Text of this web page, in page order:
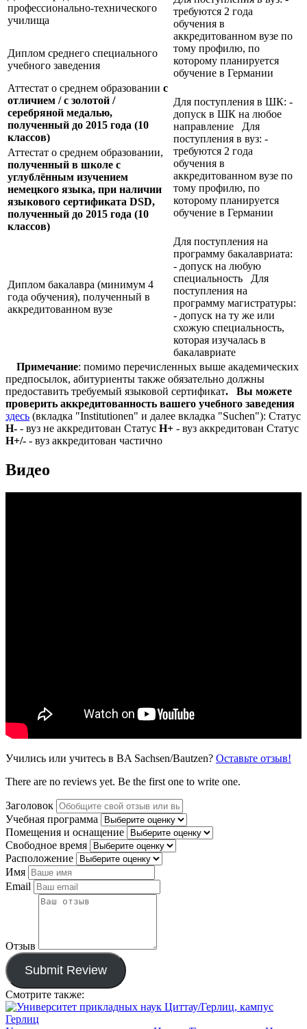
требуются 2 года
обучения в
аккредитованном вузе по
тому профилю, по
которому планируется
обучение в Германии
профессионально-технического
училища
Диплом среднего специального
учебного заведения
Аттестат о среднем образовании с
отличием / с золотой /
серебряной медалью,
полученный до 2015 года (10
классов)
Для поступления в ШК: -
допуск в ШК на любое
направление Для
поступления в вуз: -
требуются 2 года
обучения в
аккредитованном вузе по
тому профилю, по
которому планируется
обучение в Германии
Аттестат о среднем образовании,
полученный в школе с
углублённым изучением
немецкого языка, при наличии
языкового сертификата DSD,
полученный до 2015 года (10
классов)
Диплом бакалавра (минимум 4
года обучения), полученный в
аккредитованном вузе
Для поступления на
программу бакалавриата:
- допуск на любую
специальность Для
поступления на
программу магистратуры:
- допуск на ту же или
схожую специальность,
которая изучалась в
бакалавриате
Примечание: помимо перечисленных выше академических
предпосылок, абитуриенты также обязательно должны
предоставить требуемый языковой сертификат.
Вы можете
проверить аккредитованность вашего учебного заведения
здесь (вкладка "Institutionen" и далее вкладка "Suchen"): Статус
Н- - вуз не аккредитован Статус Н+ - вуз аккредитован Статус
Н+/- - вуз аккредитован частично
Видео
Учились или учитесь в BA Sachsen/Bautzen? Оставьте отзыв!
There are no reviews yet. Be the first one to write one.
Заголовок
Учебная программа
Помещения и оснащение
Свободное время
Расположение
Имя
Email
Отзыв
Submit Review
Смотрите также: